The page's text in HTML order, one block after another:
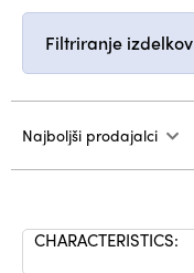
Filtriranje izdelkov
Najboljši prodajalci
CHARACTERISTICS: